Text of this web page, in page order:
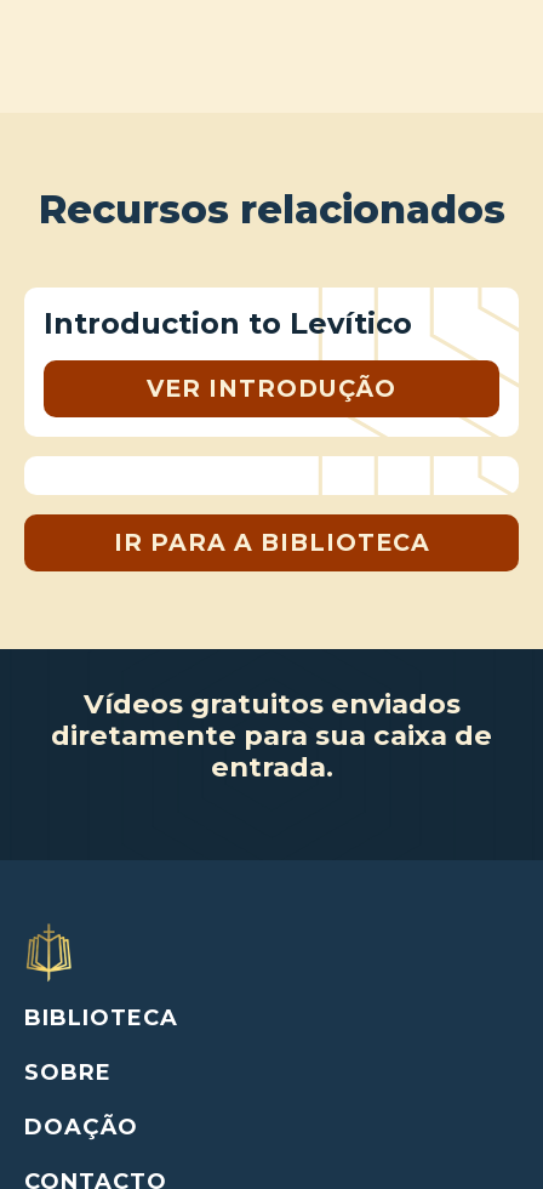
Recursos relacionados
Introduction to Levítico
VER INTRODUÇÃO
IR PARA A BIBLIOTECA
Vídeos gratuitos enviados
diretamente para sua caixa de
entrada.
BIBLIOTECA
SOBRE
DOAÇÃO
CONTACTO